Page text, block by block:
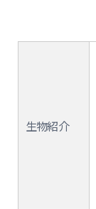
生物紹介